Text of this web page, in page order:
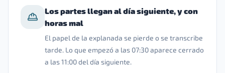
Los partes llegan al día siguiente, y con
horas mal
El papel de la explanada se pierde o se transcribe
tarde. Lo que empezó a las 07:30 aparece cerrado
a las 11:00 del día siguiente.